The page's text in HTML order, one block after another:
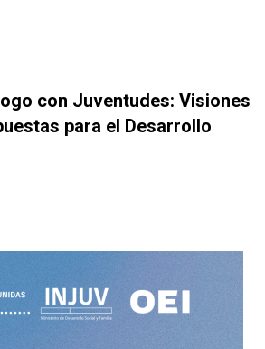
con Juventudes: Visiones
para el Desarrollo